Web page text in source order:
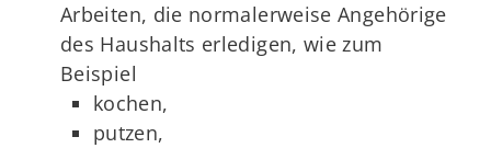
Arbeiten, die normalerweise Angehörige
des Haushalts erledigen, wie zum
Beispiel
kochen,
putzen,